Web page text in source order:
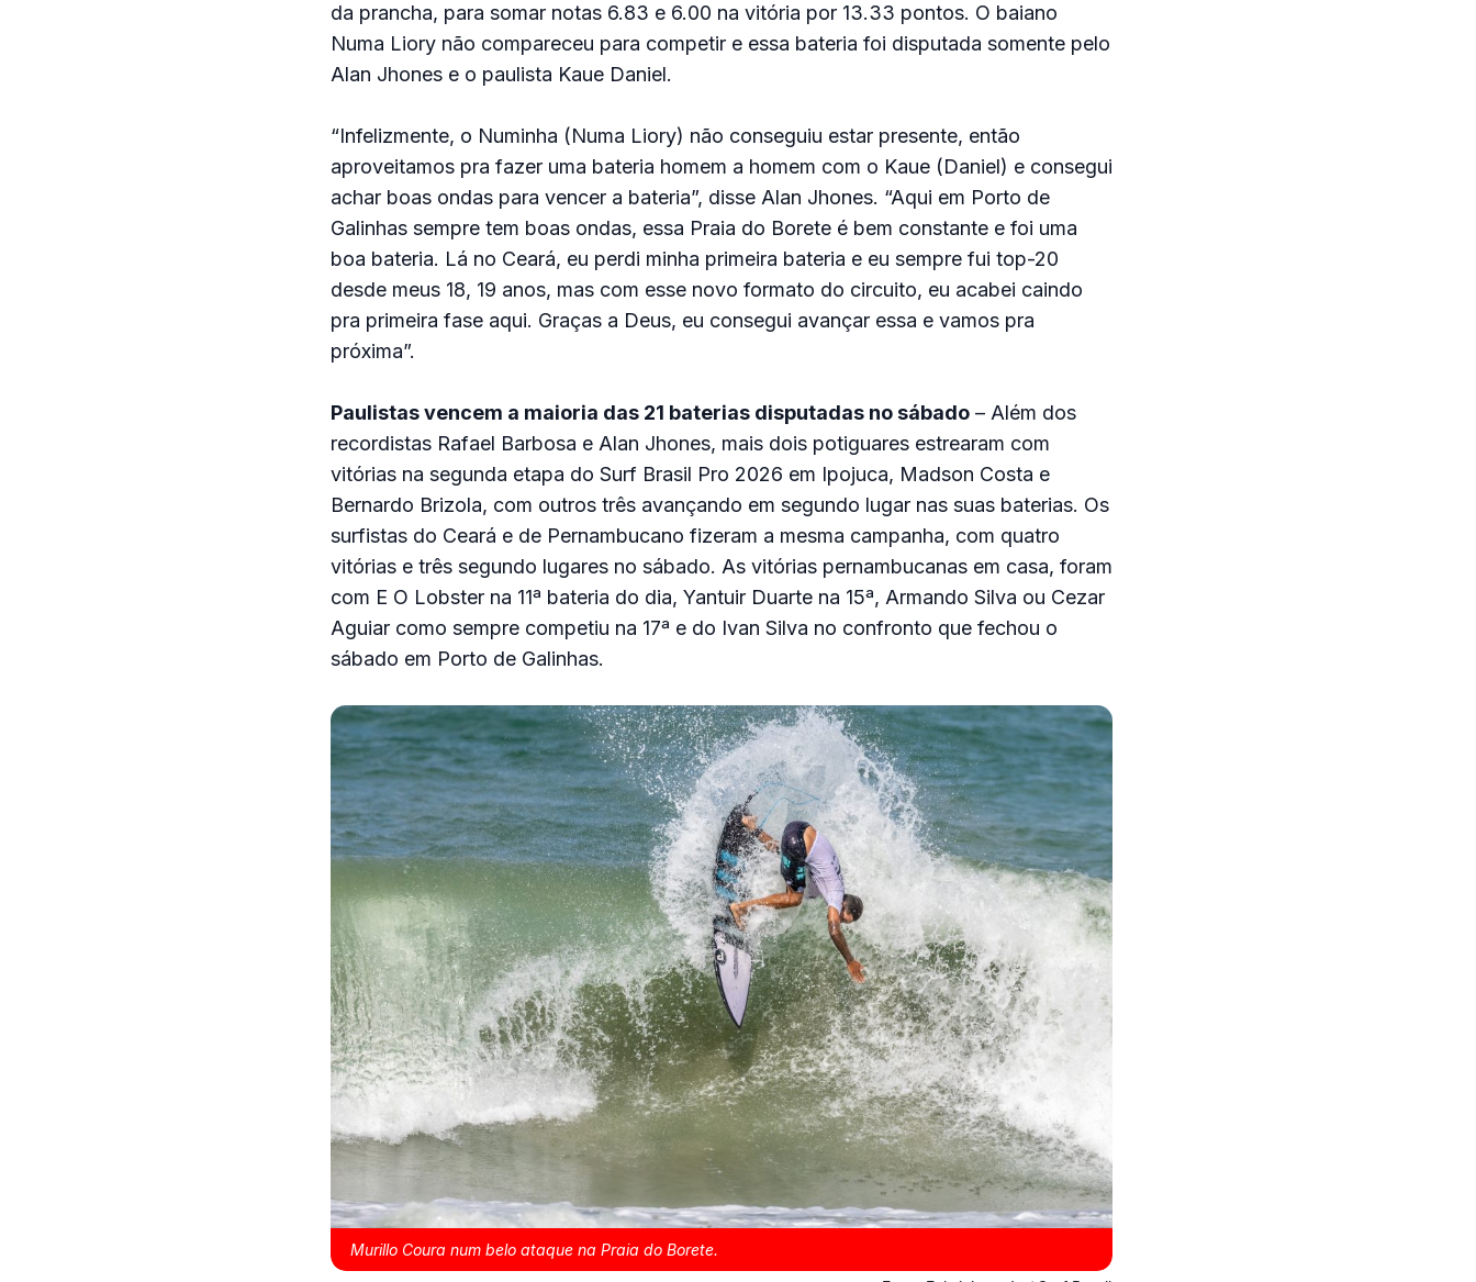
da prancha, para somar notas 6.83 e 6.00 na vitória por 13.33 pontos. O baiano
Numa Liory não compareceu para competir e essa bateria foi disputada somente pelo
Alan Jhones e o paulista Kaue Daniel.
“Infelizmente, o Numinha (Numa Liory) não conseguiu estar presente, então
aproveitamos pra fazer uma bateria homem a homem com o Kaue (Daniel) e consegui
achar boas ondas para vencer a bateria”, disse Alan Jhones. “Aqui em Porto de
Galinhas sempre tem boas ondas, essa Praia do Borete é bem constante e foi uma
boa bateria. Lá no Ceará, eu perdi minha primeira bateria e eu sempre fui top-20
desde meus 18, 19 anos, mas com esse novo formato do circuito, eu acabei caindo
pra primeira fase aqui. Graças a Deus, eu consegui avançar essa e vamos pra
próxima”.
Paulistas vencem a maioria das 21 baterias disputadas no sábado– Além dos
recordistas Rafael Barbosa e Alan Jhones, mais dois potiguares estrearam com
vitórias na segunda etapa do Surf Brasil Pro 2026 em Ipojuca, Madson Costa e
Bernardo Brizola, com outros três avançando em segundo lugar nas suas baterias. Os
surfistas do Ceará e de Pernambucano fizeram a mesma campanha, com quatro
vitórias e três segundo lugares no sábado. As vitórias pernambucanas em casa, foram
com E O Lobster na 11ª bateria do dia, Yantuir Duarte na 15ª, Armando Silva ou Cezar
Aguiar como sempre competiu na 17ª e do Ivan Silva no confronto que fechou o
sábado em Porto de Galinhas.
Murillo Coura num belo ataque na Praia do Borete.